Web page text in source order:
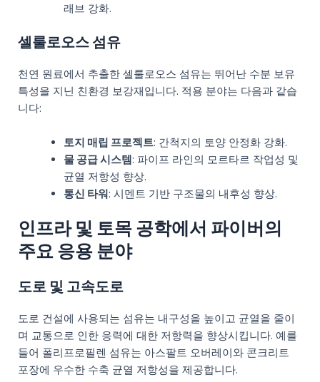
래브 강화.
셀룰로오스 섬유
천연 원료에서 추출한 셀룰로오스 섬유는 뛰어난 수분 보유
특성을 지닌 친환경 보강재입니다. 적용 분야는 다음과 같습
니다:
토지 매립 프로젝트: 간척지의 토양 안정화 강화.
물 공급 시스템: 파이프 라인의 모르타르 작업성 및
균열 저항성 향상.
통신 타워: 시멘트 기반 구조물의 내후성 향상.
인프라 및 토목 공학에서 파이버의
주요 응용 분야
도로 및 고속도로
도로 건설에 사용되는 섬유는 내구성을 높이고 균열을 줄이
며 교통으로 인한 응력에 대한 저항력을 향상시킵니다. 예를
들어 폴리프로필렌 섬유는 아스팔트 오버레이와 콘크리트
포장에 우수한 수축 균열 저항성을 제공합니다.